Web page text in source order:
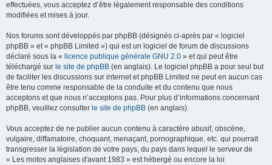
effectuées, vous acceptez d’être légalement responsable des conditions
modifiées et mises à jour.
Nos forums sont développés par phpBB (désignés ci-après par « logiciel
phpBB » et « phpBB Limited ») qui est un logiciel de forum de discussions
déclaré sous la « licence publique générale GNU 2.0 » et qui peut être
téléchargé sur le site de phpBB (en anglais). Le logiciel phpBB a pour seul but
de faciliter les discussions sur internet et phpBB Limited ne peut en aucun cas
être tenu comme responsable de la conduite et du contenu que nous
acceptons et que nous n’acceptons pas. Pour plus d’informations concernant
phpBB, veuillez consulter le site de phpBB (en anglais).
Vous acceptez de ne publier aucun contenu à caractère abusif, obscène,
vulgaire, diffamatoire, choquant, menaçant, pornographique, etc. qui pourrait
transgresser la législation de votre pays, du pays dans lequel le serveur de
« Les motos anglaises d'avant 1983 » est hébergé ou encore la loi